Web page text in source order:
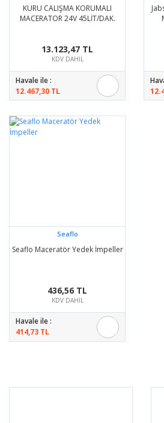
KURU CALIŞMA KORUMALI
MACERATOR 24V 45LİT/DAK.
13.123,47 TL
KDV DAHİL
Havale ile :
12.467,30 TL
Seaflo
Seaflo Maceratör Yedek İmpeller
436,56 TL
KDV DAHİL
Havale ile :
414,73 TL